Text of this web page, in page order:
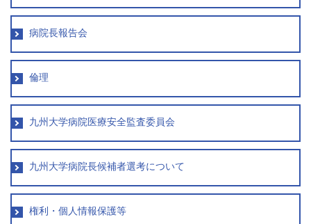
よくあるご質問
ご意見
採用情報
本院の先進医療
内視鏡外科手術
最新の歯科治療
病院長報告会
倫理
九州大学病院医療安全監査委員会
九州大学病院長候補者選考について
権利・個人情報保護等